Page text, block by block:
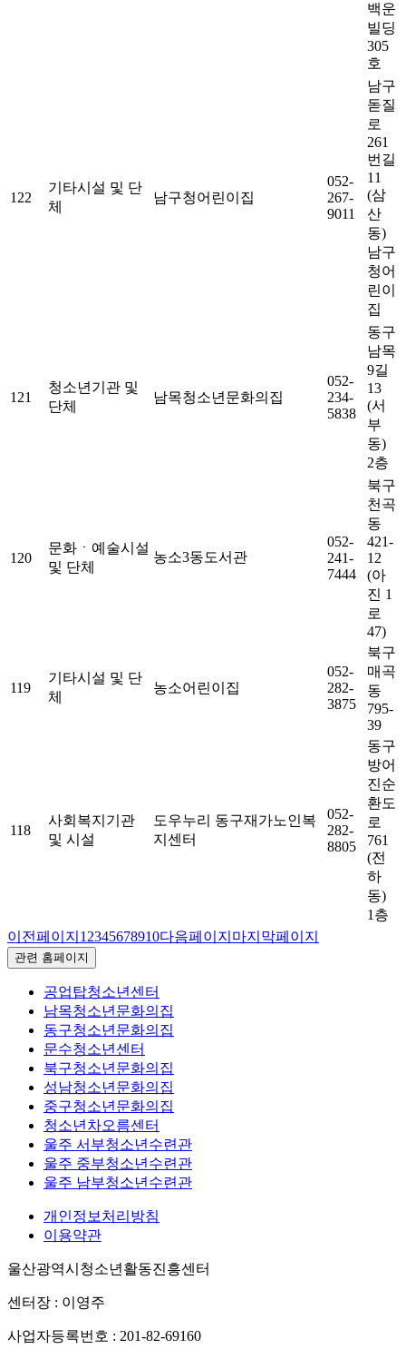
백운
빌딩
305
호
122
기타시설 및 단
체
남구청어린이집
052-
267-
9011
남구
돋질
로
261
번길
11
(삼
산
동)
남구
청어
린이
집
121
청소년기관 및
단체
남목청소년문화의집
052-
234-
5838
동구
남목
9길
13
(서
부
동)
2층
120
문화ㆍ예술시설
및 단체
농소3동도서관
052-
241-
7444
북구
천곡
동
421-
12
(아
진 1
로
47)
119
기타시설 및 단
체
농소어린이집
052-
282-
3875
북구
매곡
동
795-
39
118
사회복지기관
및 시설
도우누리 동구재가노인복
지센터
052-
282-
8805
동구
방어
진순
환도
로
761
(전
하
동)
1층
이전페이지 1 2345678910다음페이지 마지막페이지
관련 홈페이지
공업탑청소년센터
남목청소년문화의집
동구청소년문화의집
문수청소년센터
북구청소년문화의집
성남청소년문화의집
중구청소년문화의집
청소년차오름센터
울주 서부청소년수련관
울주 중부청소년수련관
울주 남부청소년수련관
개인정보처리방침
이용약관
울산광역시청소년활동진흥센터
센터장 : 이영주
사업자등록번호 : 201-82-69160